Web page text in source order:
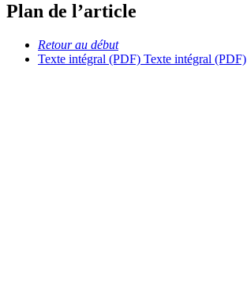
Plan de l’article
Retour au début
Texte intégral (PDF) Texte intégral (PDF)